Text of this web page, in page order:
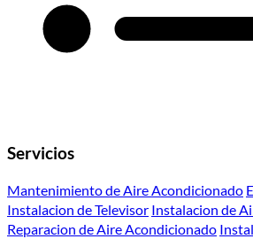
Servicios
Mantenimiento de Aire Acondicionado
Instalacion de Televisor Instalacion de
Reparacion de Aire Acondicionado